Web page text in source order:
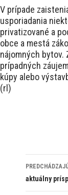
V prípade
usporiadania
privatizované a
obce a mestá
nájomných
prípadných
kúpy alebo
(rl)
aktuálny